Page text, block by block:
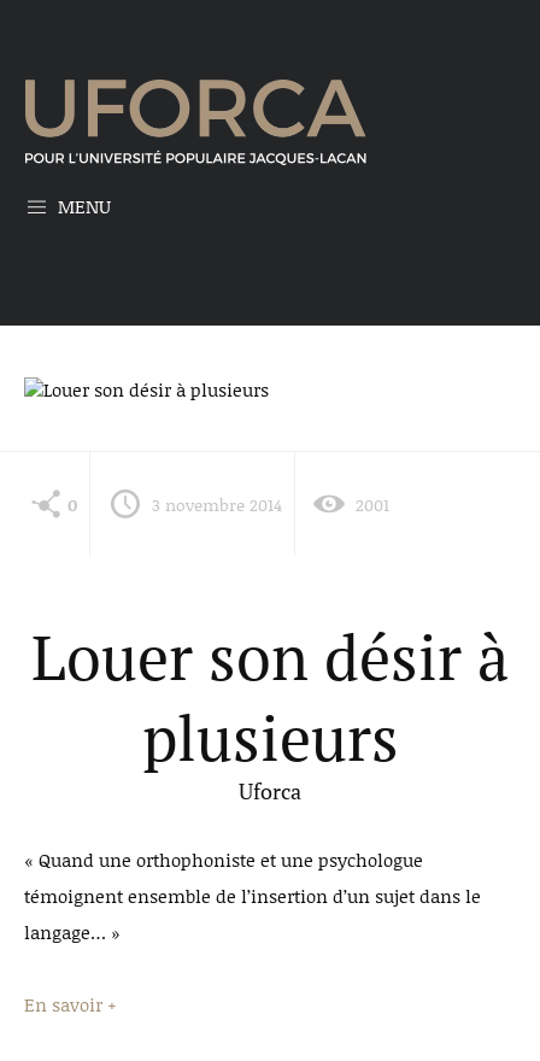
MENU
0 3 novembre 2014 2001
Louer son désir à
plusieurs
Uforca
« Quand une orthophoniste et une psychologue
témoignent ensemble de l’insertion d’un sujet dans le
langage… »
En savoir +